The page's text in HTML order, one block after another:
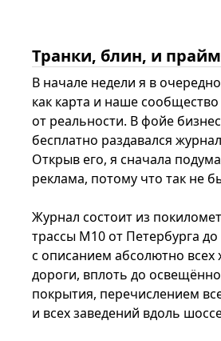
Транки, блин, и
В начале недели я в
как карта и наше сообщество
от реальности. В фойе
бесплатно раздавался
Открыв его, я сначала
реклама, потому что так не
Журнал состоит из
трассы М10 от Петербурга
с описанием абсолютно всех
дороги, вплоть до
покрытия, перечислением
и всех заведений вдоль